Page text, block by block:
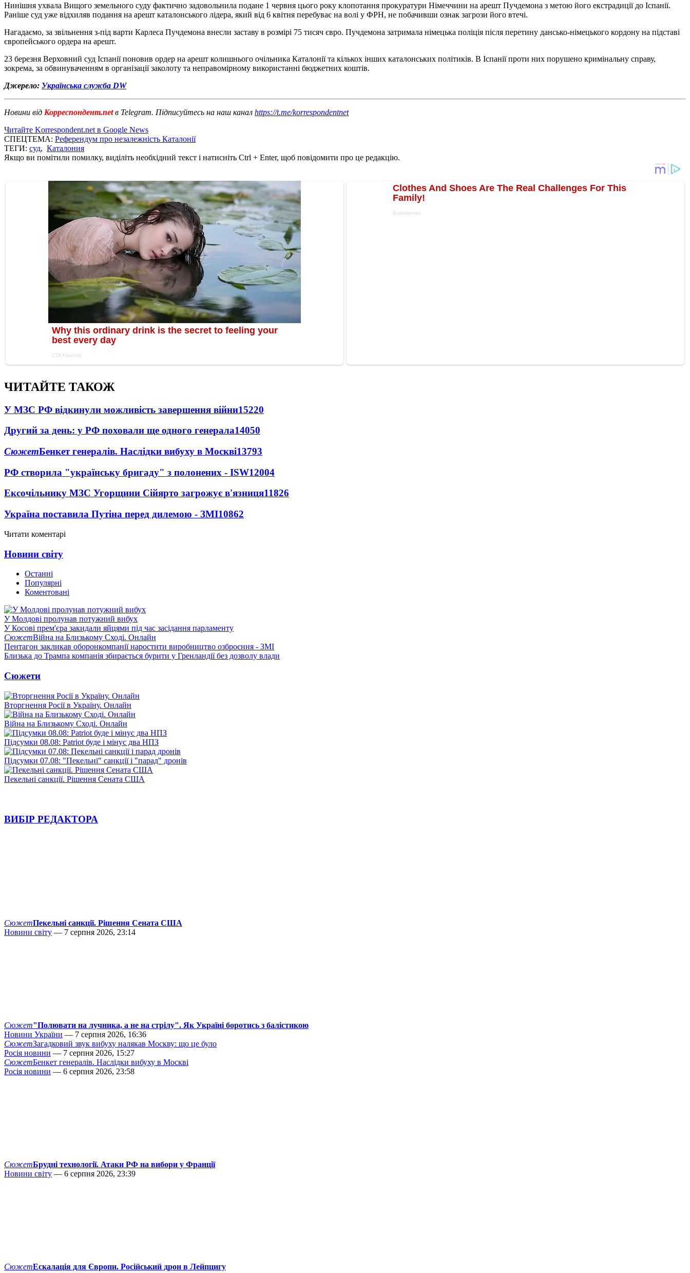
Нинішня ухвала Вищого земельного суду фактично задовольнила подане 1 червня цього року клопотання прокуратури Німеччини на арешт Пучдемона з метою його екстрадиції до Іспанії.
Раніше суд уже відхиляв подання на арешт каталонського лідера, який від 6 квітня перебуває на волі у ФРН, не побачивши ознак загрози його втечі.
Нагадаємо, за звільнення з-під варти Карлеса Пучдемона внесли заставу в розмірі 75 тисяч євро. Пучдемона затримала німецька поліція піcля перетину дансько-німецького кордону на підставі
європейського ордера на арешт.
23 березня Верховний суд Іспанії поновив ордер на арешт колишнього очільника Каталонії та кількох інших каталонських політиків. В Іспанії проти них порушено кримінальну справу,
зокрема, за обвинуваченням в організації заколоту та неправомірному використанні бюджетних коштів.
Джерело: Українська служба DW
Новини від Корреспондент.netв Telegram. Підписуйтесь на наш канал https://t.me/korrespondentnet
Читайте Korrespondent.net в Google News
СПЕЦТЕМА: Референдум про незалежність Каталонії
ТЕГИ: суд, Каталония
Якщо ви помітили помилку, виділіть необхідний текст і натисніть Ctrl + Enter, щоб повідомити про це редакцію.
ЧИТАЙТЕ ТАКОЖ
У МЗС РФ відкинули можливість завершення війни15220
Другий за день: у РФ поховали ще одного генерала14050
СюжетБенкет генералів. Наслідки вибуху в Москві13793
РФ створила "українську бригаду" з полонених - ISW12004
Ексочільнику МЗС Угорщини Сійярто загрожує в'язниця11826
Україна поставила Путіна перед дилемою - ЗМІ10862
Читати коментарі
Новини світу
Останні
Популярні
Коментовані
У Молдові пролунав потужний вибух
У Косові прем'єра закидали яйцями під час засідання парламенту
СюжетВійна на Близькому Сході. Онлайн
Пентагон закликав оборонкомпанії наростити виробництво озброєння - ЗМІ
Близька до Трампа компанія збирається бурити у Гренландії без дозволу влади
Сюжети
Вторгнення Росії в Україну. Онлайн
Війна на Близькому Сході. Онлайн
Підсумки 08.08: Patriot буде і мінус два НПЗ
Підсумки 07.08: "Пекельні" санкції і "парад" дронів
Пекельні санкції. Рішення Сената США
ВИБІР РЕДАКТОРА
СюжетПекельні санкції. Рішення Сената США
Новини світу — 7 серпня 2026, 23:14
Сюжет"Полювати на лучника, а не на стрілу". Як Україні боротись з балістикою
Новини України — 7 серпня 2026, 16:36
СюжетЗагадковий звук вибуху налякав Москву: що це було
Росія новини — 7 серпня 2026, 15:27
СюжетБенкет генералів. Наслідки вибуху в Москві
Росія новини — 6 серпня 2026, 23:58
СюжетБрудні технології. Атаки РФ на вибори у Франції
Новини світу — 6 серпня 2026, 23:39
СюжетЕскалація для Європи. Російський дрон в Лейпцигу